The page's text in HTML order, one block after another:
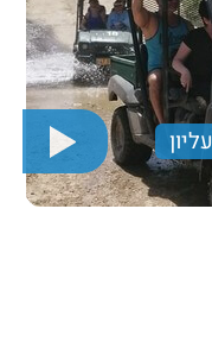
וטעימות יין ביקב